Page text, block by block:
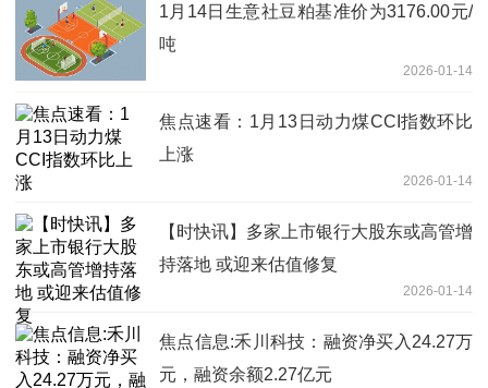
1月14日生意社豆粕基准价为3176.00元/
吨
2026-01-14
焦点速看：1月13日动力煤CCI指数环比
上涨
2026-01-14
【时快讯】多家上市银行大股东或高管增
持落地 或迎来估值修复
2026-01-14
焦点信息:禾川科技：融资净买入24.27万
元，融资余额2.27亿元